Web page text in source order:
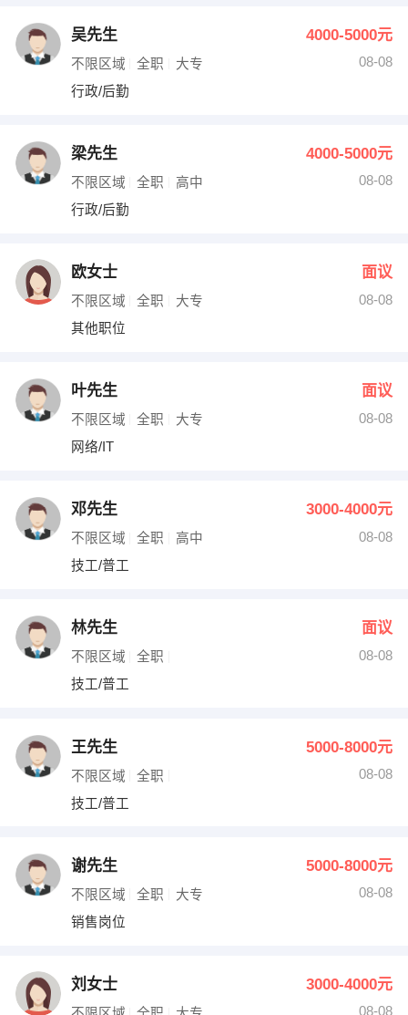
吴先生 4000-5000元
不限区域 全职 大专
08-08
行政/后勤
梁先生 4000-5000元
不限区域 全职 高中
08-08
行政/后勤
欧女士 面议
不限区域 全职 大专
08-08
其他职位
叶先生 面议
不限区域 全职 大专
08-08
网络/IT
邓先生 3000-4000元
不限区域 全职 高中
08-08
技工/普工
林先生 面议
不限区域 全职
08-08
技工/普工
王先生 5000-8000元
不限区域 全职
08-08
技工/普工
谢先生 5000-8000元
不限区域 全职 大专
08-08
销售岗位
刘女士 3000-4000元
08-08